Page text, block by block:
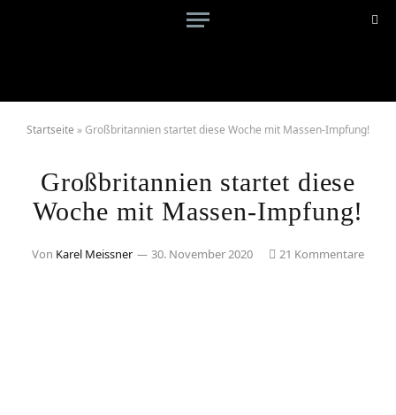
Startseite »Großbritannien startet diese Woche mit Massen-Impfung!
Großbritannien startet diese
Woche mit Massen-Impfung!
Von Karel Meissner 30. November 2020 21 Kommentare